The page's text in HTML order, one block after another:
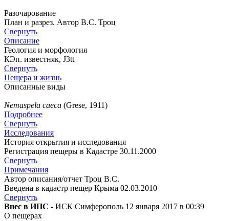
Разочарование
План и разрез. Автор В.С. Троц
Свернуть
Описание
Геология и морфология
КЭп. известняк, J3tt
Свернуть
Пещера и жизнь
Описанные виды
Nemaspela caeca (Grese, 1911)
Подробнее
Свернуть
Исследования
История открытия и исследования
Регистрация пещеры в Кадастре 30.11.2000
Свернуть
Примечания
Автор описания/отчет Троц В.С.
Введена в кадастр пещер Крыма 02.03.2010
Свернуть
Внес в ИПС - ИСК Симферополь 12 января 2017 в 00:39
О пещерах